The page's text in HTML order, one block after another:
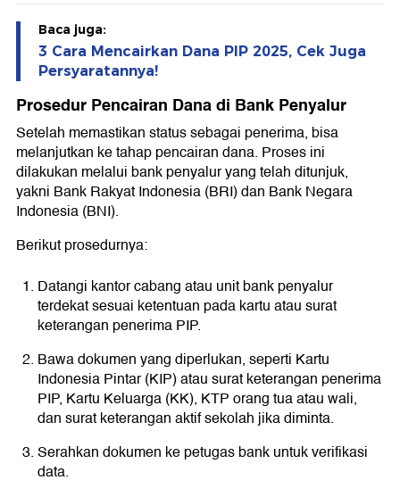
Baca juga:
3 Cara Mencairkan Dana PIP 2025, Cek Juga
Persyaratannya!
Prosedur Pencairan Dana di Bank Penyalur
Setelah memastikan status sebagai penerima, bisa
melanjutkan ke tahap pencairan dana. Proses ini
dilakukan melalui bank penyalur yang telah ditunjuk,
yakni Bank Rakyat Indonesia (BRI) dan Bank Negara
Indonesia (BNI).
Berikut prosedurnya:
Datangi kantor cabang atau unit bank penyalur
terdekat sesuai ketentuan pada kartu atau surat
keterangan penerima PIP.
Bawa dokumen yang diperlukan, seperti Kartu
Indonesia Pintar(KIP) atau surat keterangan penerima
PIP, Kartu Keluarga (KK), KTP orang tua atau wali,
dan surat keterangan aktif sekolah jika diminta.
Serahkan dokumen ke petugas bank untuk verifikasi
data.